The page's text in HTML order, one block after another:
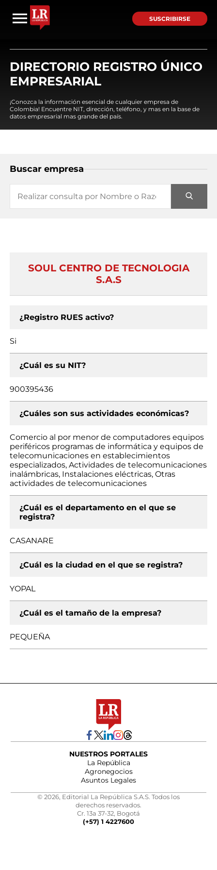
SUSCRIBIRSE
DIRECTORIO REGISTRO ÚNICO
EMPRESARIAL
¡Conozca la información esencial de cualquier empresa de
Colombia! Encuentre NIT, dirección, teléfono, y mas en la base de
datos empresarial mas grande del país.
Buscar empresa
SOUL CENTRO DE TECNOLOGIA
S.A.S
¿Registro RUES activo?
Si
¿Cuál es su NIT?
900395436
¿Cuáles son sus actividades económicas?
Comercio al por menor de computadores equipos
periféricos programas de informática y equipos de
telecomunicaciones en establecimientos
especializados, Actividades de telecomunicaciones
inalámbricas, Instalaciones eléctricas, Otras
actividades de telecomunicaciones
¿Cuál es el departamento en el que se
registra?
CASANARE
¿Cuál es la ciudad en el que se registra?
YOPAL
¿Cuál es el tamaño de la empresa?
PEQUEÑA
NUESTROS PORTALES
La República
Agronegocios
Asuntos Legales
© 2026, Editorial La República S.A.S. Todos los
derechos reservados.
Cr. 13a 37-32, Bogotá
(+57) 1 4227600